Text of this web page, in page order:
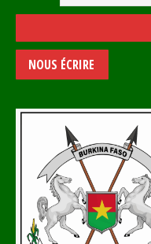
NOUS ÉCRIRE